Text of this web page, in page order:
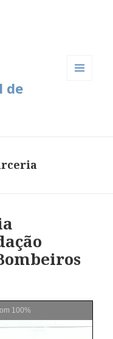
de
100%